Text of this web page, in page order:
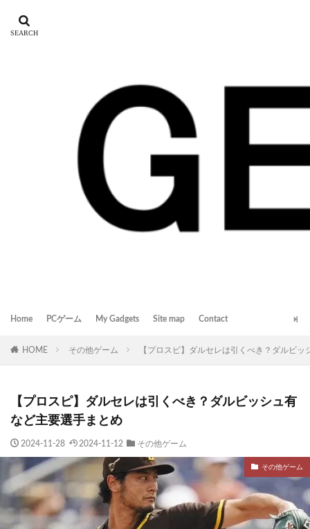
Home PCゲーム My Gadgets Site map Contact
HOME その他ゲーム 【プロスピ】ダルセレは引くべき？ダルビ
【プロスピ】ダルセレは引くべき？ダルビッシュ有
など主要選手まとめ
2024-11-28 2024-11-12 その他ゲーム
その他ゲーム